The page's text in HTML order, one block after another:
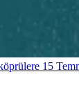
15